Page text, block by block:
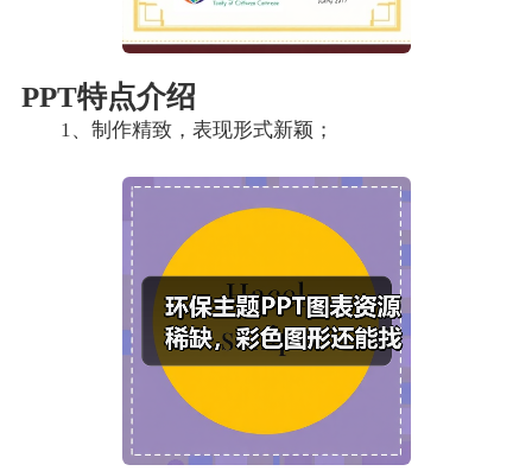
PPT特点介绍
1、制作精致，表现形式新颖；